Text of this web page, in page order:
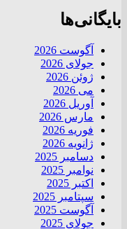
بایگانی‌ها
آگوست 2026
جولای 2026
ژوئن 2026
می 2026
آوریل 2026
مارس 2026
فوریه 2026
ژانویه 2026
دسامبر 2025
نوامبر 2025
اکتبر 2025
سپتامبر 2025
آگوست 2025
جولای 2025